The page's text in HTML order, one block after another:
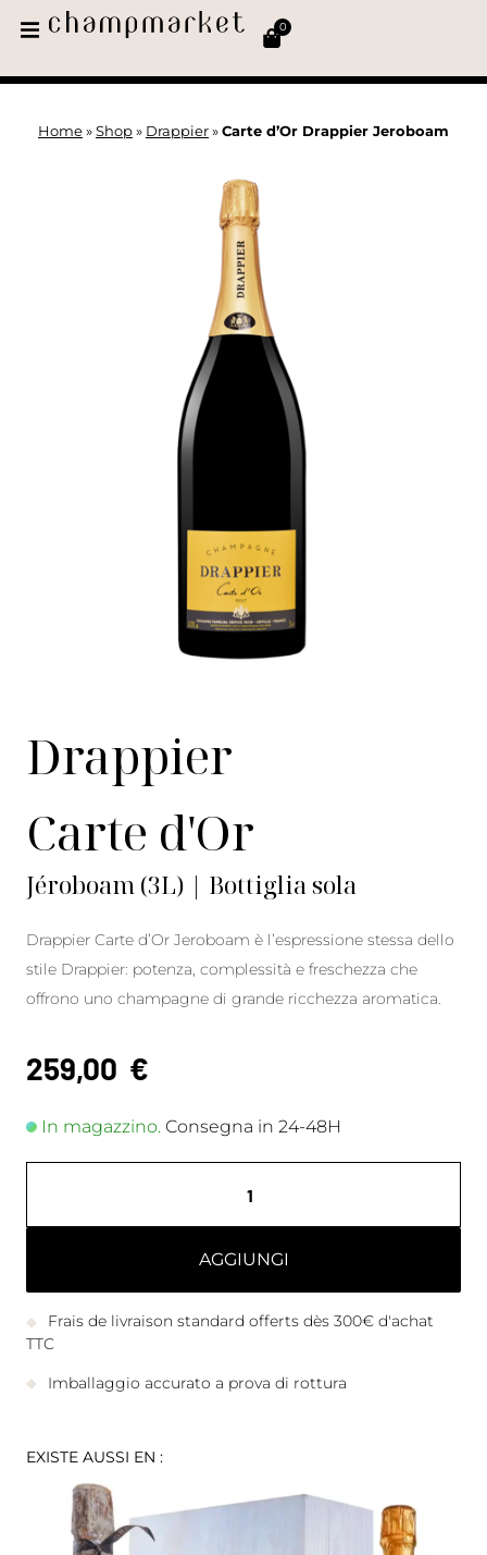
0
Home » Shop » Drappier » Carte d’Or Drappier Jeroboam
Drappier
Carte d'Or
Jéroboam (3L) | Bottiglia sola
Drappier Carte d’Or Jeroboam è l’espressione stessa dello
stile Drappier: potenza, complessità e freschezza che
offrono uno champagne di grande ricchezza aromatica.
259,00 €
In magazzino. Consegna in 24-48H
AGGIUNGI
Frais de livraison standard offerts dès 300€ d'achat
TTC
Imballaggio accurato a prova di rottura
EXISTE AUSSI EN :